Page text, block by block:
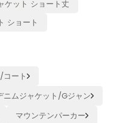
ケット ショート丈
ショート
ート
ニムジャケット/Gジャン
マウンテンパーカー